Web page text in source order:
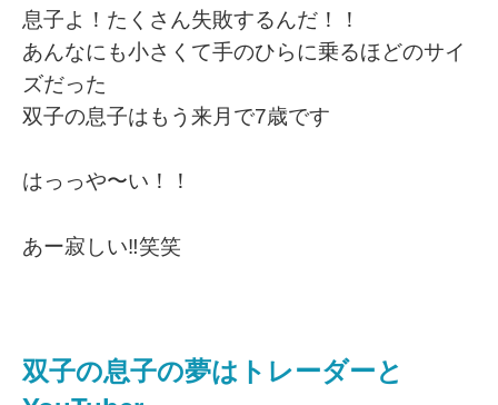
息子よ！たくさん失敗するんだ！！
あんなにも小さくて手のひらに乗るほどのサイ
ズだった
双子の息子はもう来月で7歳です
はっっや〜い！！
あー寂しい‼️笑笑
双子の息子の夢はトレーダーと